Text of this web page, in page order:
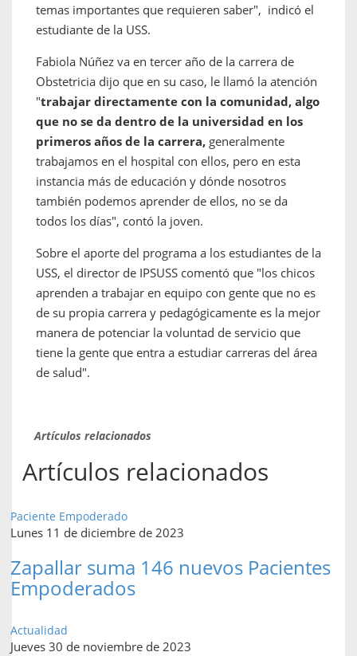
temas importantes que requieren saber", indicó el
estudiante de la USS.
Fabiola Núñez va en tercer año de la carrera de
Obstetricia dijo que en su caso, le llamó la atención
"trabajar directamente con la comunidad, algo
que no se da dentro de la universidad en los
primeros años de la carrera, generalmente
trabajamos en el hospital con ellos, pero en esta
instancia más de educación y dónde nosotros
también podemos aprender de ellos, no se da
todos los días", contó la joven.
Sobre el aporte del programa a los estudiantes de la
USS, el director de IPSUSS comentó que "los chicos
aprenden a trabajar en equipo con gente que no es
de su propia carrera y pedagógicamente es la mejor
manera de potenciar la voluntad de servicio que
tiene la gente que entra a estudiar carreras del área
de salud".
Artículos relacionados
Artículos relacionados
Paciente Empoderado
Lunes 11 de diciembre de 2023
Zapallar suma 146 nuevos Pacientes
Empoderados
Actualidad
Jueves 30 de noviembre de 2023